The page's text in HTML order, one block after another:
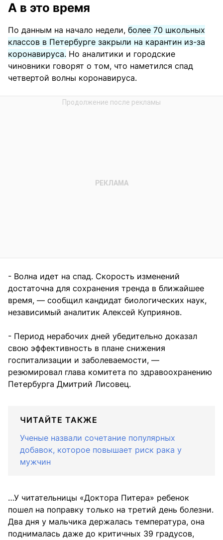
А в это время
По данным на начало недели, более 70 школьных
классов в Петербурге закрыли на карантин из-за
коронавируса. Но аналитики и городские
чиновники говорят о том, что наметился спад
четвертой волны коронавируса.
- Волна идет на спад. Скорость изменений
достаточна для сохранения тренда в ближайшее
время, — сообщил кандидат биологических наук,
независимый аналитик Алексей Куприянов.
- Период нерабочих дней убедительно доказал
свою эффективность в плане снижения
госпитализации и заболеваемости, —
резюмировал глава комитета по здравоохранению
Петербурга Дмитрий Лисовец.
ЧИТАЙТЕ ТАКЖЕ
Ученые назвали сочетание популярных
добавок, которое повышает риск рака у
мужчин
…У читательницы «Доктора Питера» ребенок
пошел на поправку только на третий день болезни.
Два дня у мальчика держалась температура, она
поднималась даже до критичных 39 градусов,